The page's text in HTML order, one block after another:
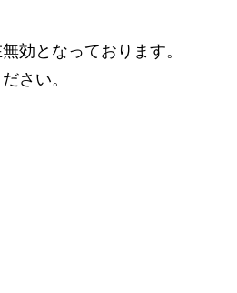
効となっております。
さい。